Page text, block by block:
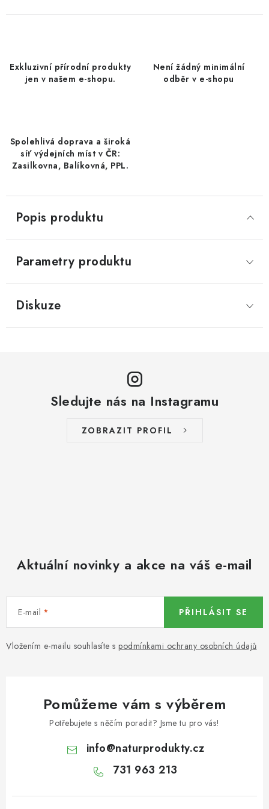
LYOFILIZOVANÉ OVOCE
KOŘENÍ / TEKUTÁ OCHUCOVADLA/OMÁČKY
SUŠENÉ OVOCE / MERUŇKY SÍŘENÉ / MERUŇKY
LYOFILIZOVANÉ OVOCE / MANGO
LYOFILIZOVANÉ OVOCE / JAHODY
OŘECHY PRAŽENÉ, SOLENÉ A DOCHUCENÉ /
PISTÁCIE PRAŽENÉ SOLENÉ
DÁRKOVÉ POUKAZY
OŘECHY NATURAL / MANDLE
OŘECHY NATURAL / KEŠU OŘECHY / KEŠU OŘECHY
CELÉ NATURAL
OŘECHY NATURAL / PODZEMNICE (ARAŠÍDY) /
PODZEMNICE OLEJNÁ BLANŠÍROVANÁ
Exkluzivní přírodní produkty
jen v našem e-shopu.
Není žádný minimální
odběr v e-shopu
Spolehlivá doprava a široká
síť výdejních míst v ČR:
Zasilkovna, Balíkovná, PPL.
Popis produktu
Parametry produktu
Diskuze
Sledujte nás na Instagramu
ZOBRAZIT PROFIL
Aktuální novinky a akce na váš e-mail
E-mail
Vložením e-mailu souhlasíte s podmínkami ochrany osobních údajů
PŘIHLÁSIT SE
Pomůžeme vám s výběrem
Potřebujete s něčím poradit? Jsme tu pro vás!
info@naturprodukty.cz
731 963 213